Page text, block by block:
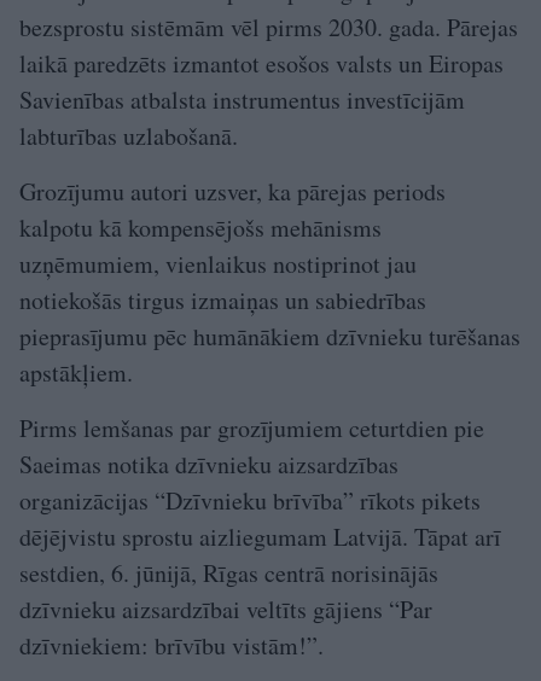
bezsprostu sistēmām vēl pirms 2030. gada. Pārejas
laikā paredzēts izmantot esošos valsts un Eiropas
Savienības atbalsta instrumentus investīcijām
labturības uzlabošanā.
Grozījumu autori uzsver, ka pārejas periods
kalpotu kā kompensējošs mehānisms
uzņēmumiem, vienlaikus nostiprinot jau
notiekošās tirgus izmaiņas un sabiedrības
pieprasījumu pēc humānākiem dzīvnieku turēšanas
apstākļiem.
Pirms lemšanas par grozījumiem ceturtdien pie
Saeimas notika dzīvnieku aizsardzības
organizācijas “Dzīvnieku brīvība” rīkots pikets
dējējvistu sprostu aizliegumam Latvijā. Tāpat arī
sestdien, 6. jūnijā, Rīgas centrā norisinājās
dzīvnieku aizsardzībai veltīts gājiens “Par
dzīvniekiem: brīvību vistām!”.